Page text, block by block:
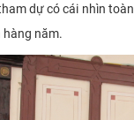
dự có cái nhìn
hàng năm.